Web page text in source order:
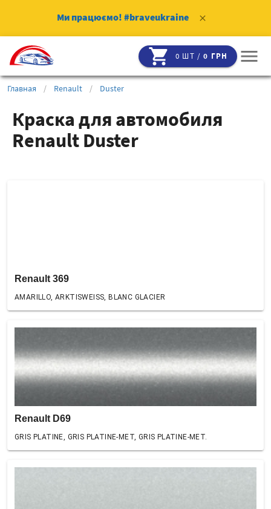
Ми працюємо! #braveukraine clear
shopping_cart 0 ШТ /0 ГРН menu
Главная / Renault / Duster
Краска для автомобиля
Renault Duster
Renault 369
AMARILLO, ARKTISWEISS, BLANC GLACIER
Renault D69
GRIS PLATINE, GRIS PLATINE-MET, GRIS PLATINE-MET.